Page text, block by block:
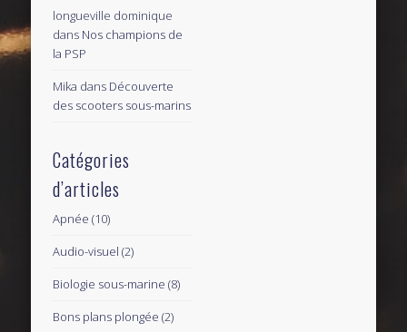
longueville dominique
dans Nos champions de
la PSP
Mika dans Découverte
des scooters sous-marins
Catégories
d’articles
Apnée (10)
Audio-visuel (2)
Biologie sous-marine (8)
Bons plans plongée (2)